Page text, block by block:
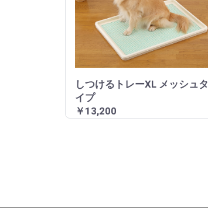
しつけるトレーXL メッシュタ
イプ
￥13,200